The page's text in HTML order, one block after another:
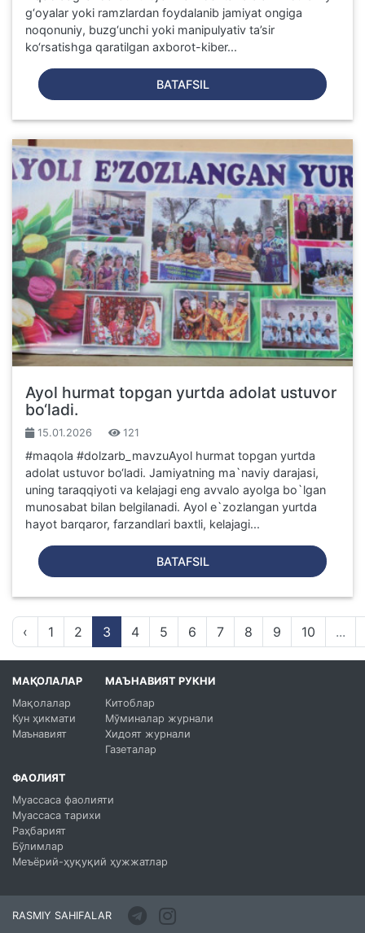
g‘oyalar yoki ramzlardan foydalanib jamiyat ongiga
noqonuniy, buzg‘unchi yoki manipulyativ ta’sir
ko‘rsatishga qaratilgan axborot-kiber...
BATAFSIL
Ayol hurmat topgan yurtda adolat ustuvor
bo‘ladi.
15.01.2026 121
#maqola #dolzarb_mavzuAyol hurmat topgan yurtda
adolat ustuvor bo‘ladi. Jamiyatning ma`naviy darajasi,
uning taraqqiyoti va kelajagi eng avvalo ayolga bo`lgan
munosabat bilan belgilanadi. Ayol e`zozlangan yurtda
hayot barqaror, farzandlari baxtli, kelajagi...
BATAFSIL
‹ 1 2 3 4 5 6 7 8 9 10 ...
МАҚОЛАЛАР
Мақолалар
Кун ҳикмати
Маънавият
МАЪНАВИЯТ РУКНИ
Китоблар
Мўминалар журнали
Хидоят журнали
Газеталар
ФАОЛИЯТ
Муассаса фаолияти
Муассаса тарихи
Раҳбарият
Бўлимлар
Меъёрий-ҳуқуқий ҳужжатлар
RASMIY SAHIFALAR